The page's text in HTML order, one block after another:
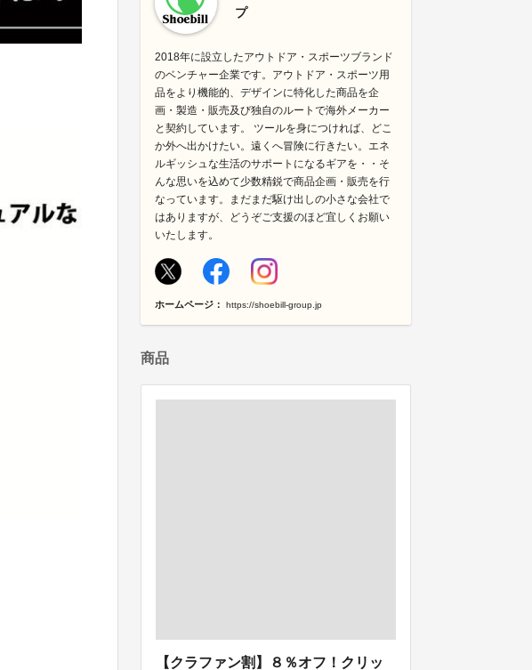
プ
2018年に設立したアウトドア・スポーツブランド
のベンチャー企業です。アウトドア・スポーツ用
品をより機能的、デザインに特化した商品を企
画・製造・販売及び独自のルートで海外メーカー
と契約しています。 ツールを身につければ、どこ
か外へ出かけたい。遠くへ冒険に行きたい。エネ
ルギッシュな生活のサポートになるギアを・・そ
んな思いを込めて少数精鋭で商品企画・販売を行
なっています。まだまだ駆け出しの小さな会社で
はありますが、どうぞご支援のほど宜しくお願い
いたします。
ホームページ： https://shoebill-group.jp
商品
【クラファン割】８％オフ！クリッ